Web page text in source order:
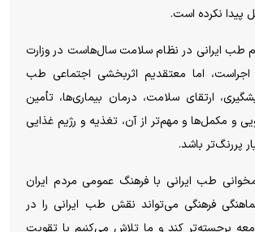
پیدا نکرده است.
طب ایرانی در نظام سلامت سال‌هاست در وزارت
اما معتقدیم اثربخشی اجتماعی طب
ارتقای سلامت، درمان بیماری‌ها، تأمین
و مکمل‌ها و مهم‌تر از آن، تغذیه و رژیم غذایی
پررنگ‌تر باشد.
طب ایرانی با فرهنگ عمومی مردم ایران
فرهنگی می‌تواند نقش طب ایرانی را در
برجسته‌تر کند و ما تلاش می‌کنیم با تقویت